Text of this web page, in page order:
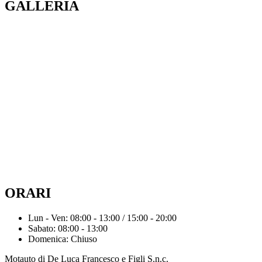
GALLERIA
ORARI
Lun - Ven: 08:00 - 13:00 / 15:00 - 20:00
Sabato: 08:00 - 13:00
Domenica: Chiuso
Motauto di De Luca Francesco e Figli S.n.c.